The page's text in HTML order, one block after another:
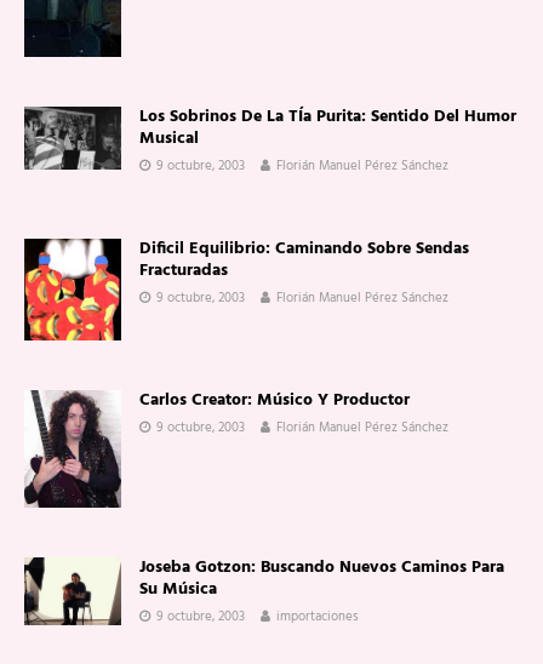
Los Sobrinos De La TÍa Purita: Sentido Del Humor
Musical
9 octubre, 2003 Florián Manuel Pérez Sánchez
Dificil Equilibrio: Caminando Sobre Sendas
Fracturadas
9 octubre, 2003 Florián Manuel Pérez Sánchez
Carlos Creator: Músico Y Productor
9 octubre, 2003 Florián Manuel Pérez Sánchez
Joseba Gotzon: Buscando Nuevos Caminos Para
Su Música
9 octubre, 2003 importaciones